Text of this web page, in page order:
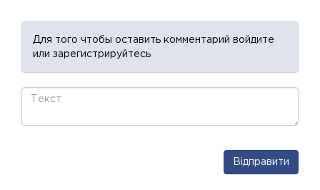
Для того чтобы оставить комментарий войдите
или зарегистрируйтесь
Відправити